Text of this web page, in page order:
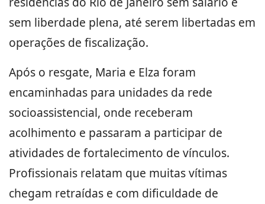
sem liberdade plena, até serem libertadas em
operações de fiscalização.
Após o resgate, Maria e Elza foram
encaminhadas para unidades da rede
socioassistencial, onde receberam
acolhimento e passaram a participar de
atividades de fortalecimento de vínculos.
Profissionais relatam que muitas vítimas
chegam retraídas e com dificuldade de